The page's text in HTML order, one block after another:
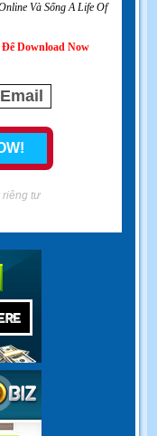
Và Sống A Life Of
Download Now
riêng tư